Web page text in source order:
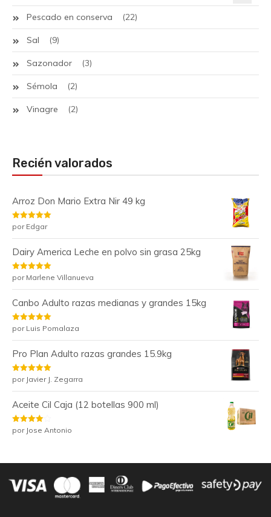
Pescado en conserva (22)
Sal (9)
Sazonador (3)
Sémola (2)
Vinagre (2)
Recién valorados
Arroz Don Mario Extra Nir 49 kg
Valorado
con
de 5
por Edgar
Dairy America Leche en polvo sin grasa 25kg
Valorado
con
por Marlene Villanueva
Canbo Adulto razas medianas y grandes 15kg
Valorado
con
por Luis Pomalaza
Pro Plan Adulto razas grandes 15.9kg
Valorado
con 5
por Javier J. Zegarra
Aceite Cil Caja (12 botellas 900 ml)
Valorado
con 4
por Jose Antonio